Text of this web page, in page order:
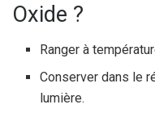
Oxide ?
Ranger à
Conserver dans le
lumière.